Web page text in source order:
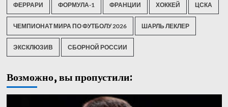
ФЕРРАРИ ФОРМУЛА-1 ФРАНЦИИ ХОККЕЙ ЦСКА
ЧЕМПИОНАТ МИРА ПО ФУТБОЛУ 2026 ШАРЛЬ ЛЕКЛЕР
ЭКСКЛЮЗИВ СБОРНОЙ РОССИИ
Возможно, вы пропустили: